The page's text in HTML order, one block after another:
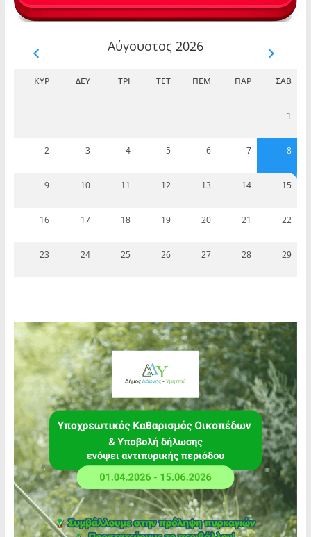
Αύγουστος 2026
ΚΥΡ ΔΕΥ ΤΡΊ ΤΕΤ ΠΈΜ ΠΑΡ ΣΆΒ
1
2 3 4 5 6 7 8
9 10 11 12 13 14 15
16 17 18 19 20 21 22
23 24 25 26 27 28 29